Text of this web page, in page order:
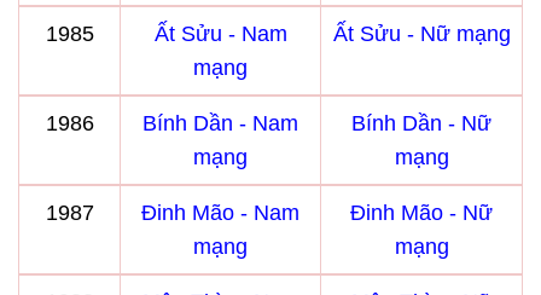
1985
Ất Sửu - Nam
mạng
Ất Sửu - Nữ mạng
1986
Bính Dần - Nam
mạng
Bính Dần - Nữ
mạng
1987
Đinh Mão - Nam
mạng
Đinh Mão - Nữ
mạng